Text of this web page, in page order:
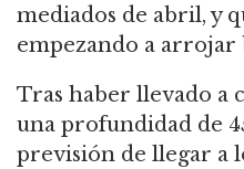
mediados de abril, y
empezando a arrojar
Tras haber llevado a
una profundidad de
previsión de llegar a